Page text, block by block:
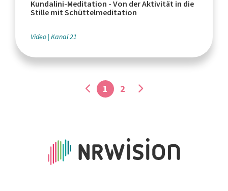
Kundalini-Meditation - Von der Aktivität in die
Stille mit Schüttelmeditation
Video Kanal 21
1 2